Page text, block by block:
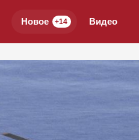
Новое +14 Видео